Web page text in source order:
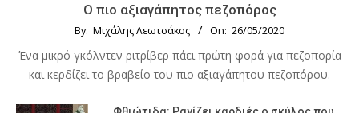
Ο πιο αξιαγάπητος πεζοπόρος
By: Μιχάλης Λεωτσάκος On: 26/05/2020
Ένα μικρό γκόλντεν ριτρίβερ πάει πρώτη φορά για πεζοπορία
και κερδίζει το βραβείο του πιο αξιαγάπητου πεζοπόρου.